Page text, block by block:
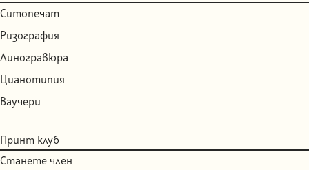
Ситопечат
Ризография
Линогравюра
Цианотипия
Ваучери
Принт клуб
Станете член